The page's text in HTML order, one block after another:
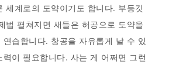
세계로의 도약이기도 합니다. 부등깃
법 펼쳐지면 새들은 허공으로 도약을
연습합니다. 창공을 자유롭게 날 수 있
력이 필요합니다. 사는 게 어쩌면 그런